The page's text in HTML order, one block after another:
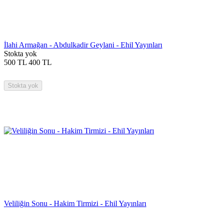
İlahi Armağan - Abdulkadir Geylani - Ehil Yayınları
Stokta yok
500 TL 400 TL
Stokta yok
Veliliğin Sonu - Hakim Tirmizi - Ehil Yayınları